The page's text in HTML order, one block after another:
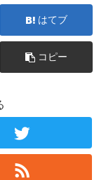
はてブ
コピー